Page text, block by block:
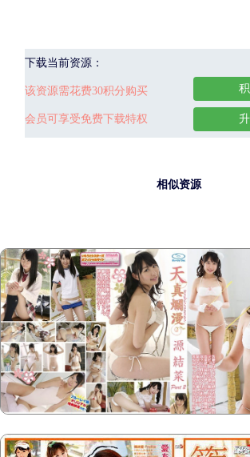
下载当前资源：
该资源需花费30积分购买
会员可享受免费下载特权
相似资源